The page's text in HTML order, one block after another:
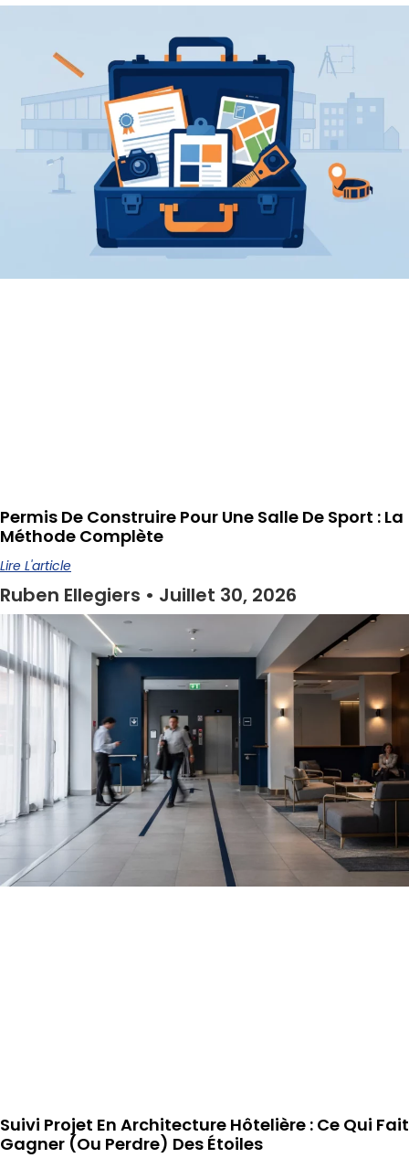
Permis De Construire Pour Une Salle De Sport : La
Méthode Complète
Lire L'article
Ruben Ellegiers Juillet 30, 2026
Suivi Projet En Architecture Hôtelière : Ce Qui Fait
Gagner (ou Perdre) Des Étoiles